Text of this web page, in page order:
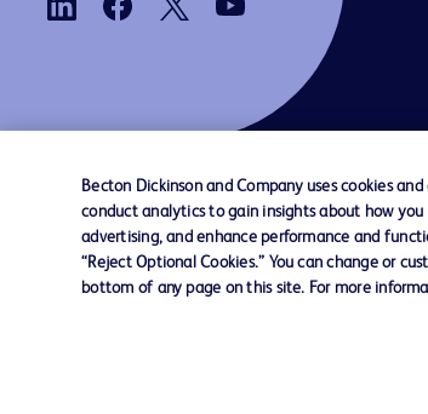
AGB Kontaktieren Sie uns Cookie-
Becton Dickinson and Company uses cookies
conduct analytics to gain insights about how
advertising, and enhance performance and
“Reject Optional Cookies.” You can change or
bottom of any page on this site. For more